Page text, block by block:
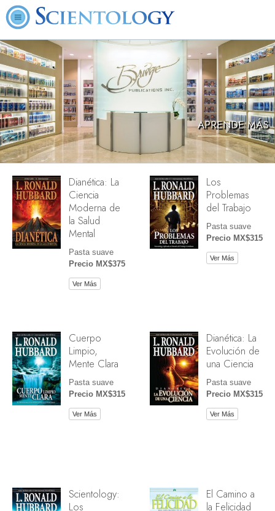
APRENDE MÁS
Dianética: La
Ciencia
Moderna de
la Salud
Mental
Pasta suave
Precio MX$375
Ver Más
Los
Problemas
del Trabajo
Pasta suave
Precio MX$315
Ver Más
Cuerpo
Limpio,
Mente Clara
Pasta suave
Precio MX$315
Ver Más
Dianética: La
Evolución de
una Ciencia
Pasta suave
Precio MX$315
Ver Más
Scientology:
Los
El Camino a
la Felicidad